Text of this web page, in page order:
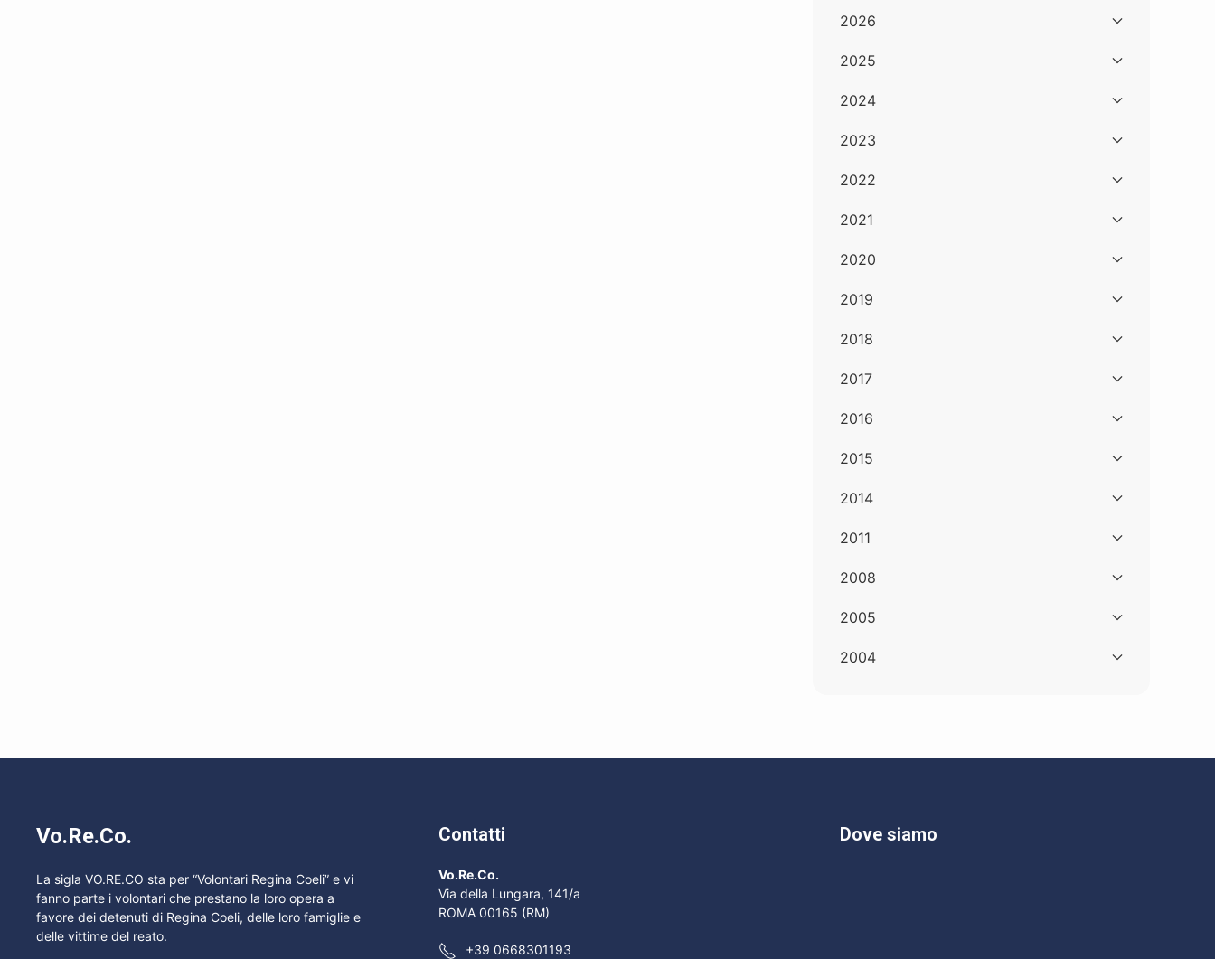
2026
2025
2024
2023
2022
2021
2020
2019
2018
2017
2016
2015
2014
2011
2008
2005
2004
Vo.Re.Co.
La sigla VO.RE.CO sta per “Volontari Regina Coeli” e vi
fanno parte i volontari che prestano la loro opera a
favore dei detenuti di Regina Coeli, delle loro famiglie e
delle vittime del reato.
Contatti
Vo.Re.Co.
Via della Lungara, 141/a
ROMA 00165 (RM)
+39 0668301193
Dove siamo